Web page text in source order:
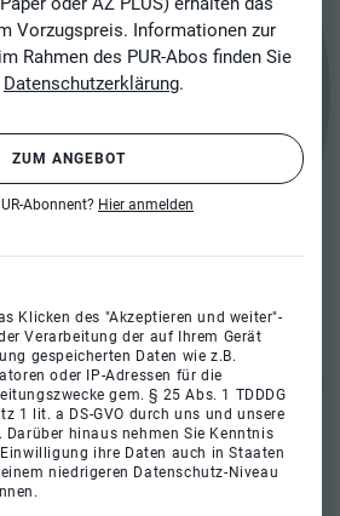
Vorzugspreis. Informationen zur
Rahmen des PUR-Abos finden Sie
Datenschutzerklärung.
ZUM ANGEBOT
Abonnent? Hier anmelden
Klicken des "Akzeptieren und weiter"-
Verarbeitung der auf Ihrem Gerät
gespeicherten Daten wie z.B.
oder IP-Adressen für die
gem. § 25 Abs. 1 TDDDG
1 lit. a DS-GVO durch uns und unsere
Darüber hinaus nehmen Sie Kenntnis
ihre Daten auch in Staaten
niedrigeren Datenschutz-Niveau